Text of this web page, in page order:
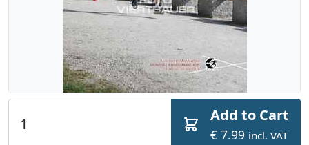
Add to Cart
€ 7.99 incl. VAT